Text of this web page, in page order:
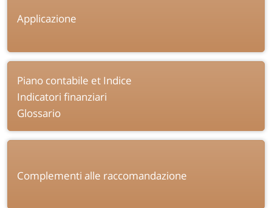
Applicazione
Piano contabile et Indice
Indicatori finanziari
Glossario
Complementi alle raccomandazione